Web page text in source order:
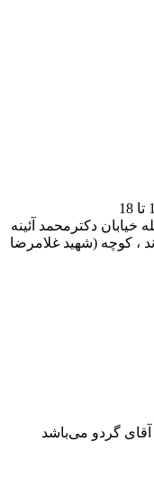
دکترمحمد آئینه
، کوچه (شهید غلامرضا
گردو می‌باشد